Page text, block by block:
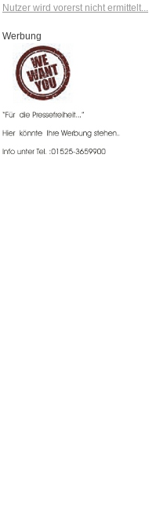
Nutzer wird vorerst nicht ermittelt...
Werbung